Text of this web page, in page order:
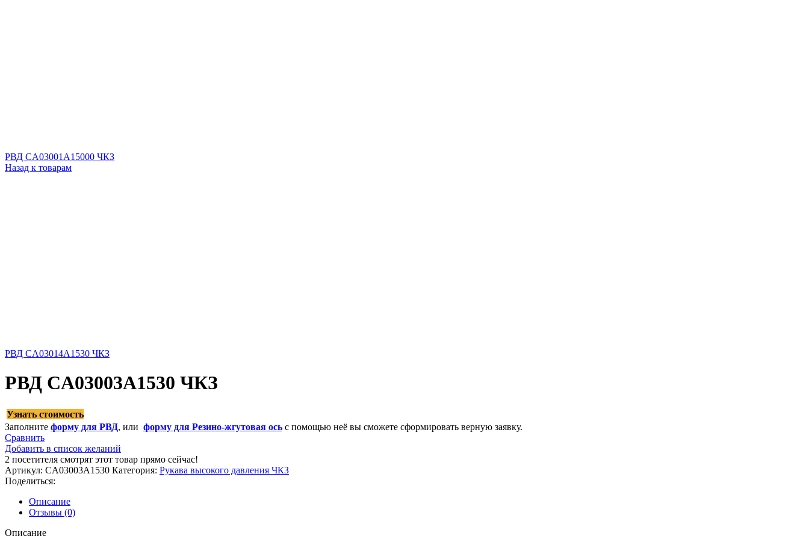
РВД CA03001A15000 ЧКЗ
Назад к товарам
РВД CA03014A1530 ЧКЗ
РВД CA03003A1530 ЧКЗ
Узнать стоимость
Заполните форму для РВД, или форму для Резино-жгутовая ось с помощью неё вы сможете сформировать верную заявку.
Сравнить
Добавить в список желаний
2 посетителя смотрят этот товар прямо сейчас!
Артикул: CA03003A1530 Категория: Рукава высокого давления ЧКЗ
Поделиться:
Описание
Отзывы (0)
Описание